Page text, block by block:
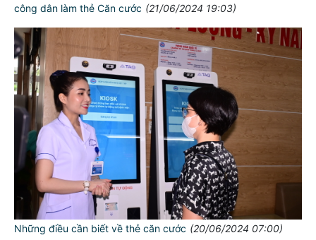
công dân làm thẻ Căn cước (21/06/2024 19:03)
Những điều cần biết về thẻ căn cước (20/06/2024 07:00)